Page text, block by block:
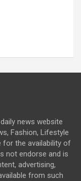
news website
Fashion, Lifestyle
for the availability of
not endorse and is
advertising,
from such